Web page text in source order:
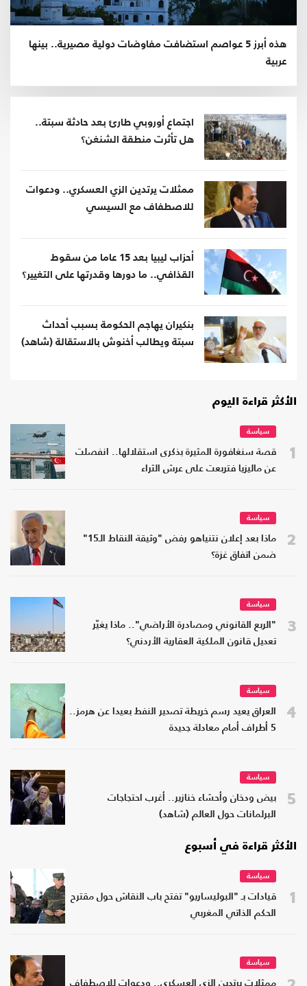
هذه أبرز 5 عواصم استضافت مفاوضات دولية مصيرية.. بينها
عربية
اجتماع أوروبي طارئ بعد حادثة سبتة..
هل تأثرت منطقة الشنغن؟
ممثلات يرتدين الزي العسكري.. ودعوات
للاصطفاف مع السيسي
أحزاب ليبيا بعد 15 عاما من سقوط
القذافي.. ما دورها وقدرتها على التغيير؟
بنكيران يهاجم الحكومة بسبب أحداث
سبتة ويطالب أخنوش بالاستقالة (شاهد)
الأكثر قراءة اليوم
1
سياسة
قصة سنغافورة المثيرة بذكرى استقلالها.. انفصلت
عن ماليزيا فتربعت على عرش الثراء
2
سياسة
ماذا بعد إعلان نتنياهو رفض "وثيقة النقاط الـ15"
ضمن اتفاق غزة؟
3
سياسة
"الربع القانوني ومصادرة الأراضي".. ماذا يغيّر
تعديل قانون الملكية العقارية الأردني؟
4
سياسة
العراق يعيد رسم خريطة تصدير النفط بعيدا عن هرمز..
5 أطراف أمام معادلة جديدة
5
سياسة
بيض ودخان وأحشاء خنازير.. أغرب احتجاجات
البرلمانات حول العالم (شاهد)
الأكثر قراءة في أسبوع
1
سياسة
قيادات بـ "البوليساريو" تفتح باب النقاش حول مقترح
الحكم الذاتي المغربي
سياسة
ممثلات يرتدين الزي العسكري.. ودعوات للاصطفاف